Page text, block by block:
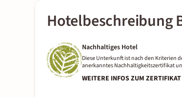
Hotelbeschreibung
Nachhaltiges Hotel
Diese Unterkunft ist nach den Kriterien
anerkanntes Nachhaltigkeitszertifikat
WEITERE INFOS ZUM ZERTIFIKAT